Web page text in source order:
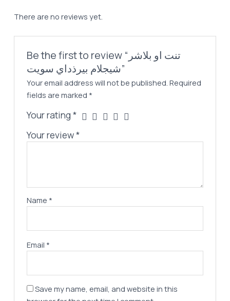
سويت
There are no reviews yet.
Be the first to review “تنت او بلاشر
شيجلام بيرذداي سويت”
Your email address will not be published. Required
fields are marked *
Your rating*
Your review*
Name *
Email *
Save my name, email, and website in this